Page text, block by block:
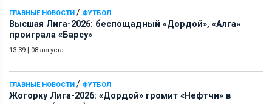
ГЛАВНЫЕ НОВОСТИ / ФУТБОЛ
Высшая Лига-2026: беспощадный «Дордой», «Алга»
проиграла «Барсу»
13:39 | 08 августа
ГЛАВНЫЕ НОВОСТИ / ФУТБОЛ
Жогорку Лига-2026: «Дордой» громит «Нефтчи» в